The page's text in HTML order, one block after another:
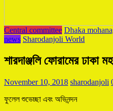
Central committee Dhaka
news Sharodanjoli World
শারদাঞ্জলি ফোরামের ঢাকা
November 10, 2018 sharodanjoli
ফুলেল শুভেচ্ছা এবং অভিনন্দন